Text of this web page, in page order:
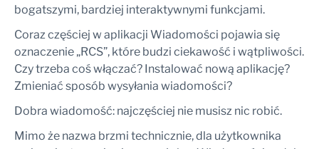
bogatszymi, bardziej interaktywnymi funkcjami.
Coraz częściej w aplikacji Wiadomości pojawia się
oznaczenie „RCS”, które budzi ciekawość i wątpliwości.
Czy trzeba coś włączać? Instalować nową aplikację?
Zmieniać sposób wysyłania wiadomości?
Dobra wiadomość: najczęściej nie musisz nic robić.
Mimo że nazwa brzmi technicznie, dla użytkownika